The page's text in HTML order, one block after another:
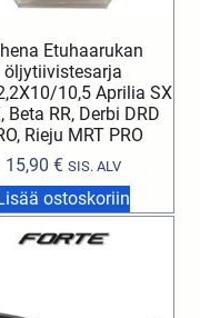
Etuhaarukan
öljytiivistesarja
10,5 Aprilia SX
Beta RR, Derbi DRD
Rieju MRT PRO
15,90 € SIS. ALV
ostoskoriin